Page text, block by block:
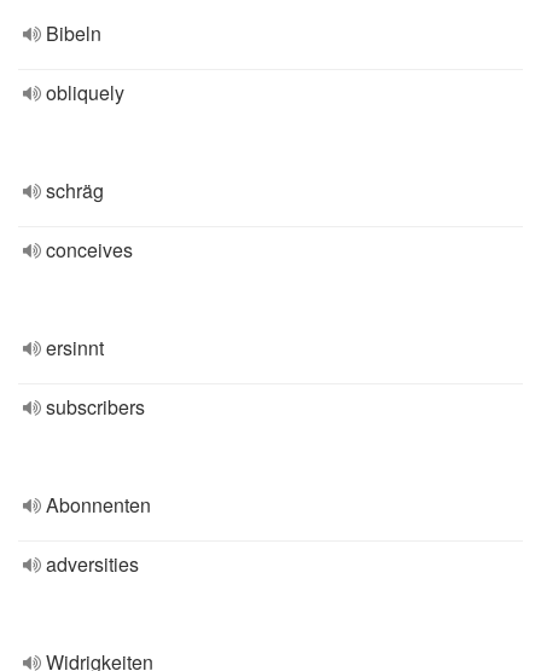
Bibeln
obliquely
schräg
conceives
ersinnt
subscribers
Abonnenten
adversities
Widrigkeiten